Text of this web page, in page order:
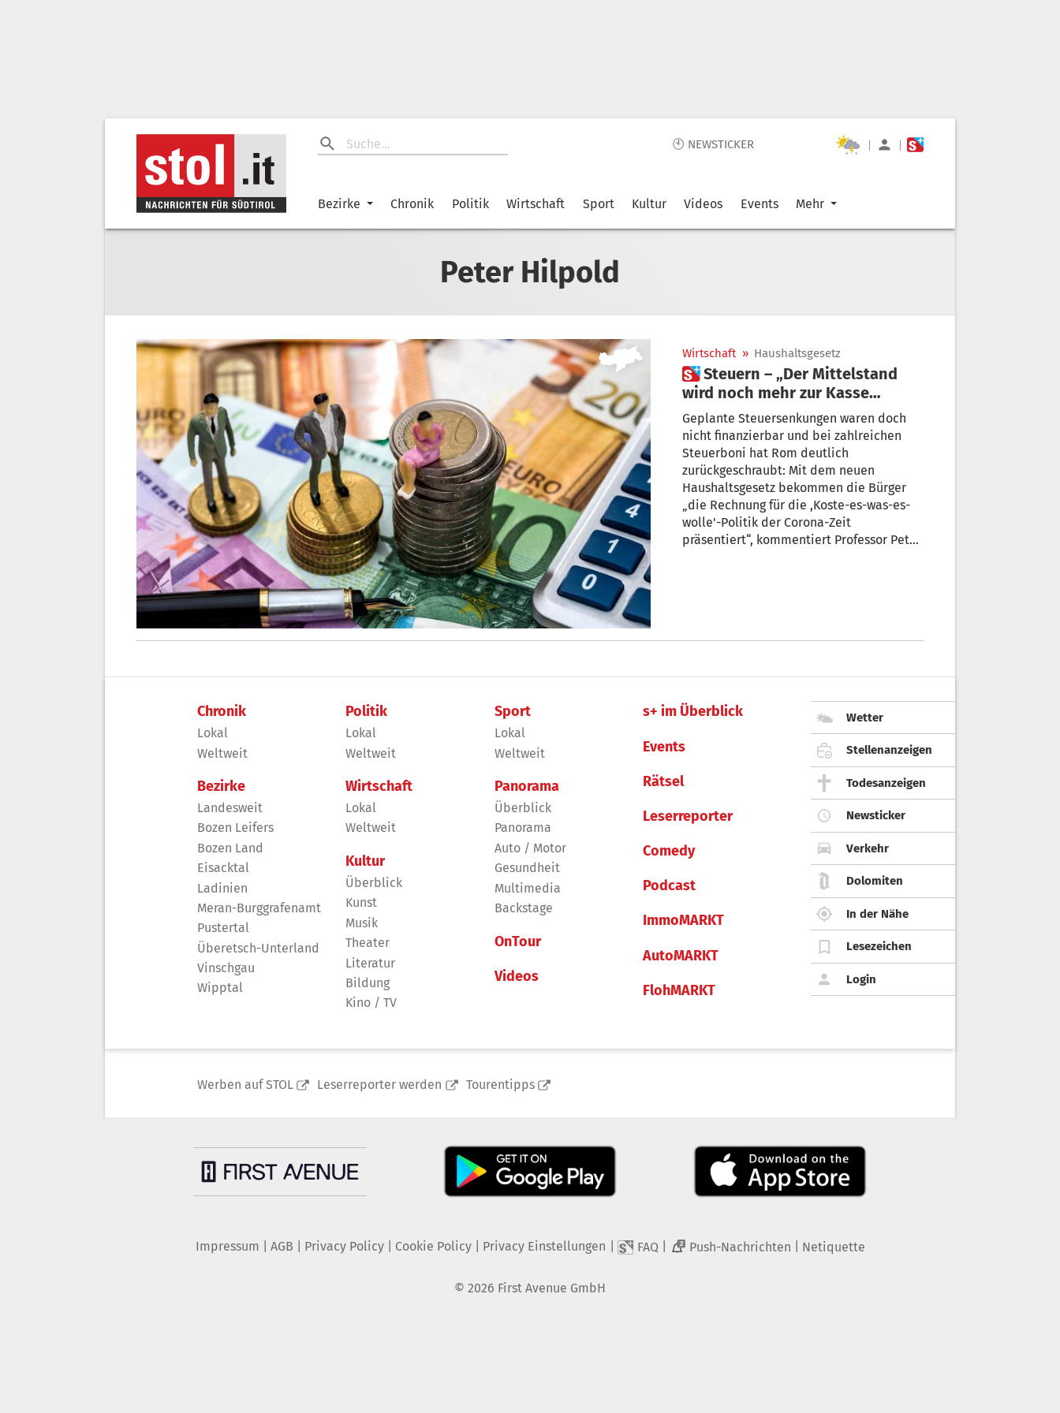
🕙 NEWSTICKER | |
Bezirke Chronik Politik Wirtschaft Sport Kultur Videos Events Mehr
Peter Hilpold
Wirtschaft » Haushaltsgesetz
 Steuern – „Der Mittelstand
wird noch mehr zur Kasse
gebeten“
Geplante Steuersenkungen waren doch
nicht finanzierbar und bei zahlreichen
Steuerboni hat Rom deutlich
zurückgeschraubt: Mit dem neuen
Haushaltsgesetz bekommen die Bürger
„die Rechnung für die ,Koste-es-was-es-
wolle'-Politik der Corona-Zeit
präsentiert“, kommentiert Professor Peter
Chronik
Lokal
Weltweit
Bezirke
Landesweit
Bozen Leifers
Bozen Land
Eisacktal
Ladinien
Meran-Burggrafenamt
Pustertal
Überetsch-Unterland
Vinschgau
Wipptal
Politik
Lokal
Weltweit
Wirtschaft
Lokal
Weltweit
Kultur
Überblick
Kunst
Musik
Theater
Literatur
Bildung
Kino / TV
Sport
Lokal
Weltweit
Panorama
Überblick
Panorama
Auto / Motor
Gesundheit
Multimedia
Backstage
OnTour
Videos
s+ im Überblick
Events
Rätsel
Leserreporter
Comedy
Podcast
ImmoMARKT
AutoMARKT
FlohMARKT
Wetter
Stellenanzeigen
Todesanzeigen
Newsticker
Verkehr
Dolomiten
In der Nähe
Lesezeichen
Login
Werben auf STOL Leserreporter werden Tourentipps
Impressum AGB Privacy Policy| Cookie Policy| Privacy Einstellungen FAQ 2 Push-Nachrichten Netiquette
© 2026 First Avenue GmbH